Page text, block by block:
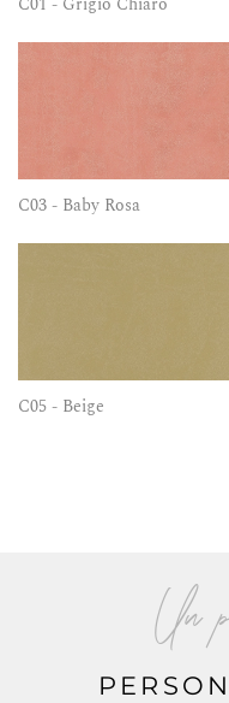
C03 - Baby Rosa
C05 - Beige